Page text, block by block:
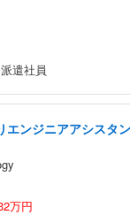
オフィスチェア／デ
間工学 疲れない ブラ
ィスチェア デスクチ
ア 強化バックレスト
椅子 腰サポート 90度
ェア 通気性メッシュ ゲ
WT | 27.0型4K UHD・
27"ゲーミングモニタ
（CFI-ZDM1J）
ーシック ペットシーツ
ホワイト(吸収面:ライ
ライフ ネオ・オムツ L
遣社員
エンジニアアシスタ
万円